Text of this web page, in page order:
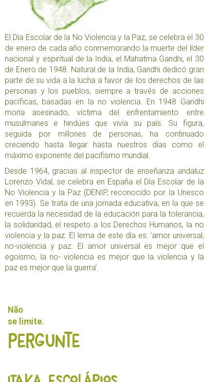
El Día Escolar de la No Violencia y la Paz, se celebra el 30
de enero de cada año conmemorando la muerte del líder
nacional y espiritual de la India, el Mahatma Gandhi, el 30
de Enero de 1948. Natural de la India, Gandhi dedicó gran
parte de su vida a la lucha a favor de los derechos de las
personas y los pueblos, siempre a través de acciones
pacíficas, basadas en la no violencia. En 1948 Gandhi
moría asesinado, víctima del enfrentamiento entre
musulmanes e hindúes que vivía su país. Su figura,
seguida por millones de personas, ha continuado
creciendo hasta llegar hasta nuestros días como el
máximo exponente del pacifismo mundial.
Desde 1964, gracias al inspector de enseñanza andaluz
Lorenzo Vidal, se celebra en España el Día Escolar de la
No Violencia y la Paz (DENIP, reconocido por la Unesco
en 1993). Se trata de una jornada educativa, en la que se
recuerda la necesidad de la educación para la tolerancia,
la solidaridad, el respeto a los Derechos Humanos, la no
violencia y la paz. El lema de este día es: ‘amor universal,
no-violencia y paz. El amor universal es mejor que el
egoísmo, la no- violencia es mejor que la violencia y la
paz es mejor que la guerra’.
Não
se limite.
Pergunte